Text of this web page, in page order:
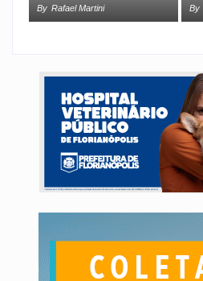
By Rafael Martini By